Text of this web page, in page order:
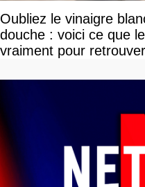
Oubliez le vinaigre
douche : voici ce que
vraiment pour